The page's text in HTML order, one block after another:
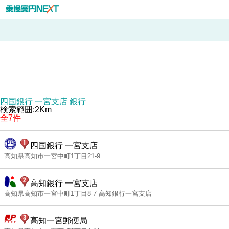
四国銀行 一宮支店 銀行
検索範囲:2Km
全7件
四国銀行 一宮支店
高知県高知市一宮中町1丁目21-9
高知銀行 一宮支店
高知県高知市一宮中町1丁目8-7 高知銀行一宮支店
高知一宮郵便局